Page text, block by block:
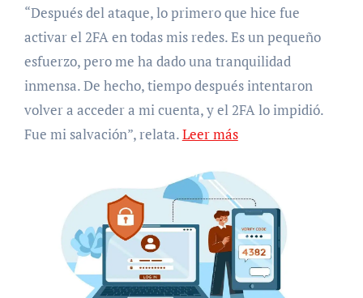
“Después del ataque, lo primero que hice fue
activar el 2FA en todas mis redes. Es un pequeño
esfuerzo, pero me ha dado una tranquilidad
inmensa. De hecho, tiempo después intentaron
volver a acceder a mi cuenta, y el 2FA lo impidió.
Fue mi salvación”, relata.Leer más